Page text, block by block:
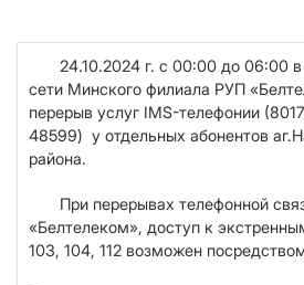
24.10.2024 г. с 00:00 до 06:00
сети Минского филиала РУП
перерыв услуг IMS-телефонии
48599) у отдельных абонентов
района.
При перерывах телефонной
«Белтелеком», доступ к
103, 104, 112 возможен